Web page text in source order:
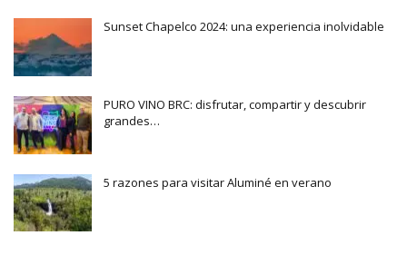
Sunset Chapelco 2024: una experiencia inolvidable
PURO VINO BRC: disfrutar, compartir y descubrir
grandes…
5 razones para visitar Aluminé en verano